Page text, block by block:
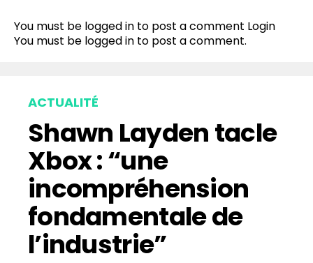
You must be logged in to post a comment Login
You must be logged in to post a comment.
ACTUALITÉ
Shawn Layden tacle
Xbox : “une
incompréhension
fondamentale de
l’industrie”